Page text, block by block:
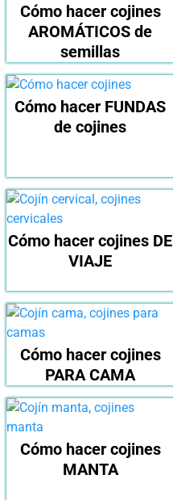
Cómo hacer cojines
AROMÁTICOS de
semillas
Cómo hacer FUNDAS
de cojines
Cómo hacer cojines DE
VIAJE
Cómo hacer cojines
PARA CAMA
Cómo hacer cojines
MANTA